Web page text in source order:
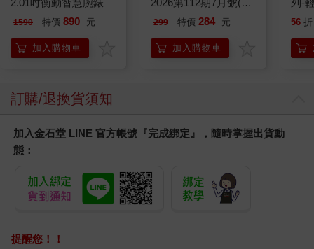
2.01吋衡動智慧腕錶
1590 特價 890 元
加入購物車
2026第112期7月號(兩
款封面-不挑款隨機出
299 特價 284 元
加入購物車
列-
平
56 折
訂購/退換貨須知
加入金石堂 LINE 官方帳號『完成綁定』，隨時掌握出貨動
態：
提醒您！！